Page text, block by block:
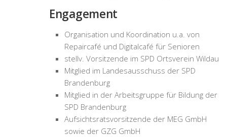
Engagement
Organisation und Koordination u.a. von
Repaircafé und Digitalcafé für Senioren
stellv. Vorsitzende im SPD Ortsverein Wildau
Mitglied im Landesausschuss der SPD
Brandenburg
Mitglied in der Arbeitsgruppe für Bildung der
SPD Brandenburg
Aufsichtsratsvorsitzende der MEG GmbH
sowie der GZG GmbH